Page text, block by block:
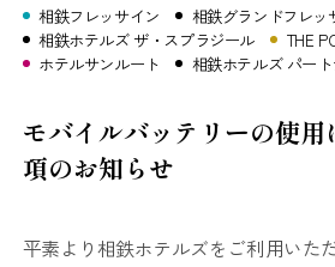
相鉄フレッサイン
相鉄グランドフレッ
相鉄ホテルズ ザ・スプラジール
THE
ホテルサンルート
相鉄ホテルズ パー
モバイルバッテリーの使
項のお知らせ
平素より相鉄ホテルズをご利用いた